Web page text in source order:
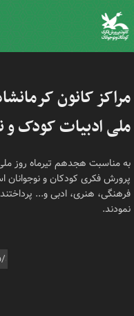
مراکز کانون
ملی ادبیات کودک و
به مناسبت هجدهم تیرماه روز
پرورش فکری کودکان و نوجوانان
فرهنگی، هنری، ادبی و...
نمودند.